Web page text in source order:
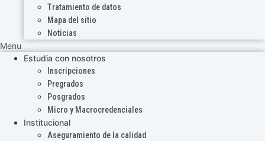
Tratamiento de datos
Mapa del sitio
Noticias
Menu
Estudia con nosotros
Inscripciones
Pregrados
Posgrados
Micro y Macrocredenciales
Institucional
Aseguramiento de la calidad